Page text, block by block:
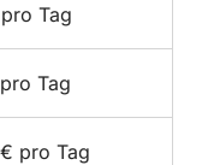
Tag
Tag
pro Tag